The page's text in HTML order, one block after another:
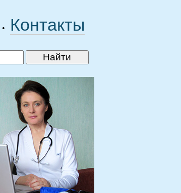
• Контакты